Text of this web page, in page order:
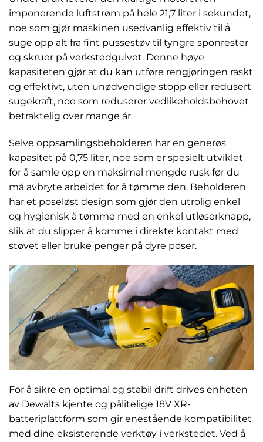
imponerende luftstrøm på hele 21,7 liter i sekundet,
noe som gjør maskinen usedvanlig effektiv til å
suge opp alt fra fint pussestøv til tyngre sponrester
og skruer på verkstedgulvet. Denne høye
kapasiteten gjør at du kan utføre rengjøringen raskt
og effektivt, uten unødvendige stopp eller redusert
sugekraft, noe som reduserer vedlikeholdsbehovet
betraktelig over mange år.
Selve oppsamlingsbeholderen har en generøs
kapasitet på 0,75 liter, noe som er spesielt utviklet
for å samle opp en maksimal mengde rusk før du
må avbryte arbeidet for å tømme den. Beholderen
har et poseløst design som gjør den utrolig enkel
og hygienisk å tømme med en enkel utløserknapp,
slik at du slipper å komme i direkte kontakt med
støvet eller bruke penger på dyre poser.
For å sikre en optimal og stabil drift drives enheten
av Dewalts kjente og pålitelige 18V XR-
batteriplattform som gir enestående kompatibilitet
med dine eksisterende verktøy i verkstedet. Ved å